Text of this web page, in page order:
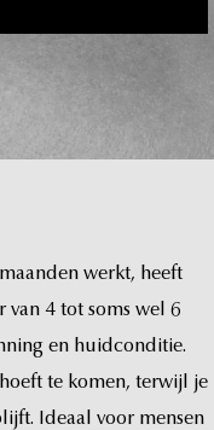
maanden werkt, heeft
van 4 tot soms wel 6
en huidconditie.
hoeft te komen, terwijl
je
Ideaal voor mensen